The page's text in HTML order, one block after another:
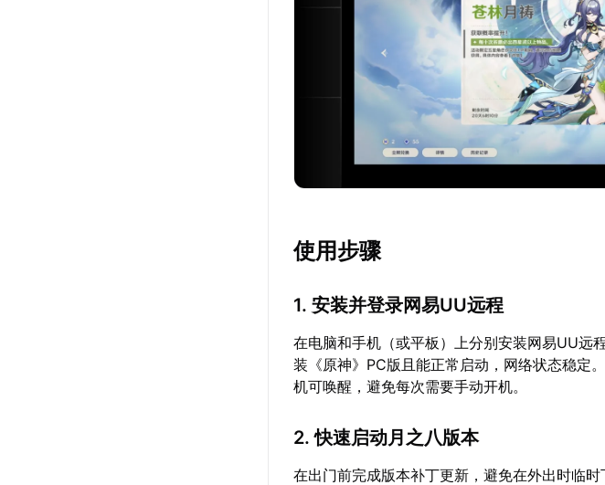
使用步骤
1. 安装并登录网易UU远程
在电脑和手机（或平板）上分别安装网易UU远
装《原神》PC版且能正常启动，网络状态稳定
机可唤醒，避免每次需要手动开机。
2. 快速启动月之八版本
在出门前完成版本补丁更新，避免在外出时临